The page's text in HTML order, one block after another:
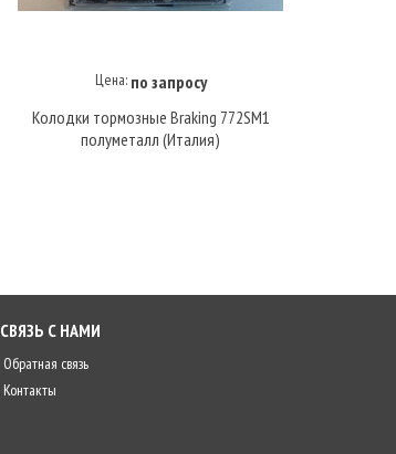
Купить под заказ
Цена: по запросу
Колодки тормозные Braking 772SM1
полуметалл (Италия)
СВЯЗЬ С НАМИ
Обратная связь
Контакты